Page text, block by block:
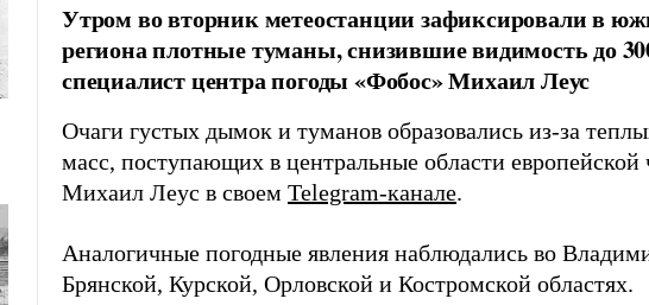
Утром во вторник метеостанции зафиксировали в
региона плотные туманы, снизившие видимость до
специалист центра погоды «Фобос» Михаил Леус
Очаги густых дымок и туманов образовались из-за
масс, поступающих в центральные области
Михаил Леус в своем Telegram-канале.
Аналогичные погодные явления наблюдались во
Брянской, Курской, Орловской и Костромской областях.